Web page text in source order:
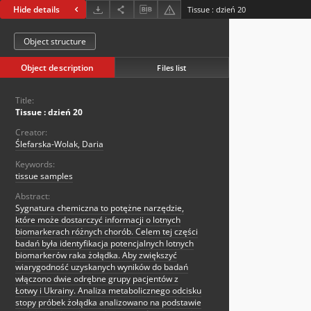
Hide details Tissue : dzień 20
Object structure
Object description Files list
Title:
Tissue : dzień 20
Creator:
Ślefarska-Wolak, Daria
Keywords:
tissue samples
Abstract:
Sygnatura chemiczna to potężne narzędzie,
które może dostarczyć informacji o lotnych
biomarkerach różnych chorób. Celem tej części
badań była identyfikacja potencjalnych lotnych
biomarkerów raka żołądka. Aby zwiększyć
wiarygodność uzyskanych wyników do badań
włączono dwie odrębne grupy pacjentów z
Łotwy i Ukrainy. Analiza metabolicznego odcisku
stopy próbek żołądka analizowano na podstawie